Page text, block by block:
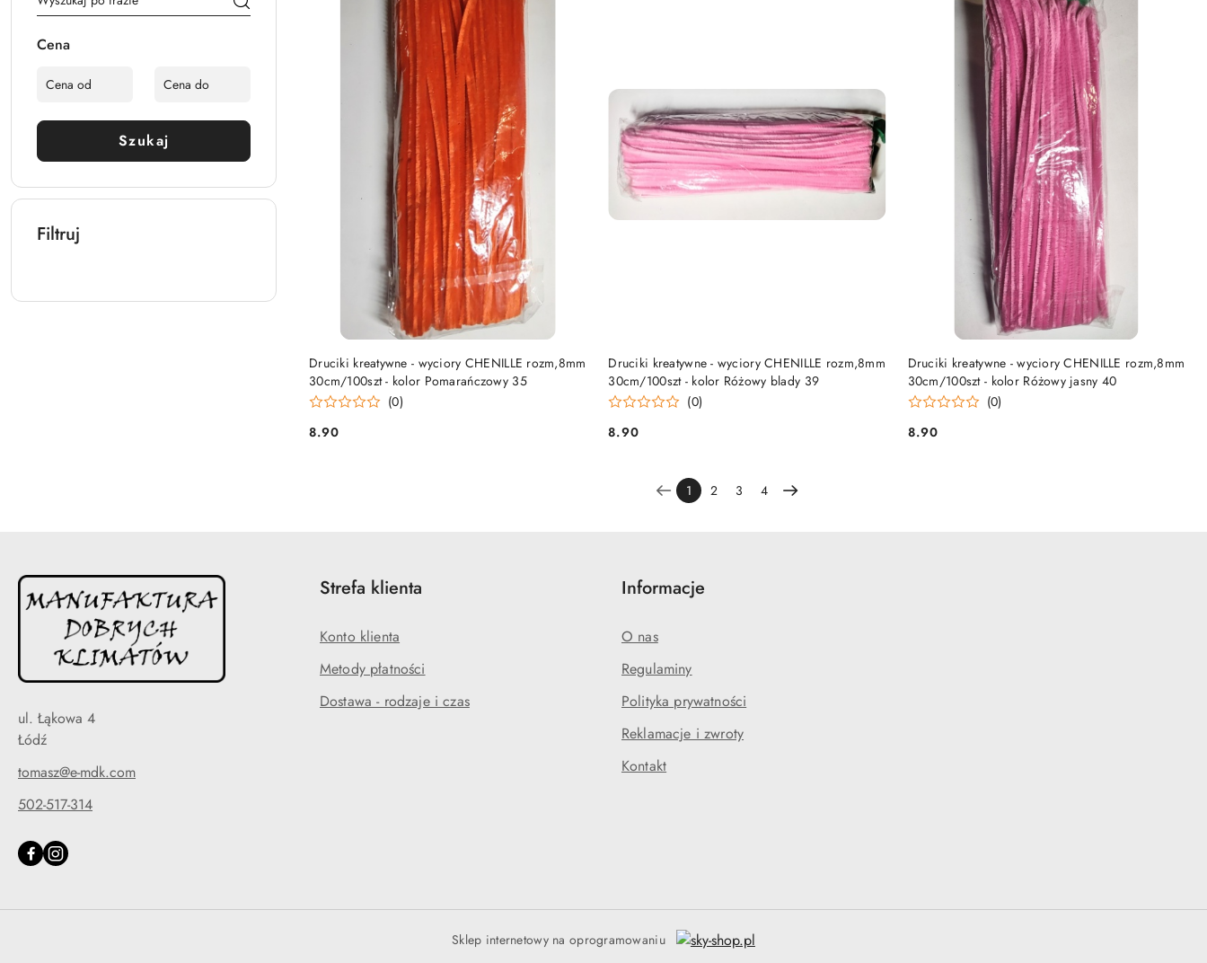
Cena
Szukaj
Filtruj
Druciki kreatywne - wyciory CHENILLE rozm,8mm
30cm/100szt - kolor Pomarańczowy 35
(0)
Cena:
8.90
DO KOSZYKA
Druciki kreatywne - wyciory CHENILLE rozm,8mm
30cm/100szt - kolor Różowy blady 39
(0)
Cena:
8.90
DO KOSZYKA
Druciki kreatywne - wyciory CHENILLE rozm,8mm
30cm/100szt - kolor Różowy jasny 40
(0)
Cena:
8.90
DO KOSZYKA
1 2 3 4
ul. Łąkowa 4
Łódź
tomasz@e-mdk.com
502-517-314
Strefa klienta
Konto klienta
Metody płatności
Dostawa - rodzaje i czas
Informacje
O nas
Regulaminy
Polityka prywatności
Reklamacje i zwroty
Kontakt
Sklep internetowy na oprogramowaniu